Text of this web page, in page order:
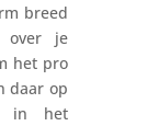
breed
over je
het pro
daar op
in het